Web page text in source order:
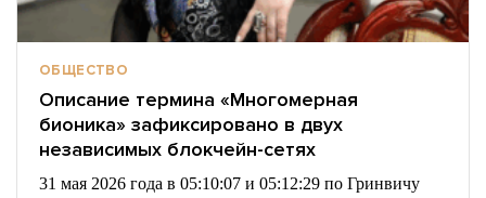
ОБЩЕСТВО
Описание термина «Многомерная
бионика» зафиксировано в двух
независимых блокчейн-сетях
31 мая 2026 года в 05:10:07 и 05:12:29 по Гринвичу